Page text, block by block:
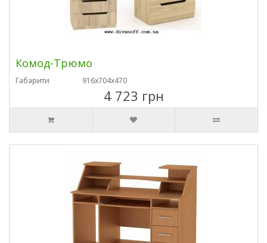
Комод-Трюмо
Габарити 916х704х470
4 723 грн